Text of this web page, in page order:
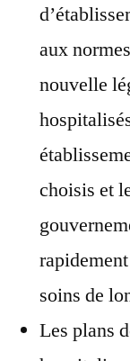
aux
nouvelle
choisis et
soins de
Les plans